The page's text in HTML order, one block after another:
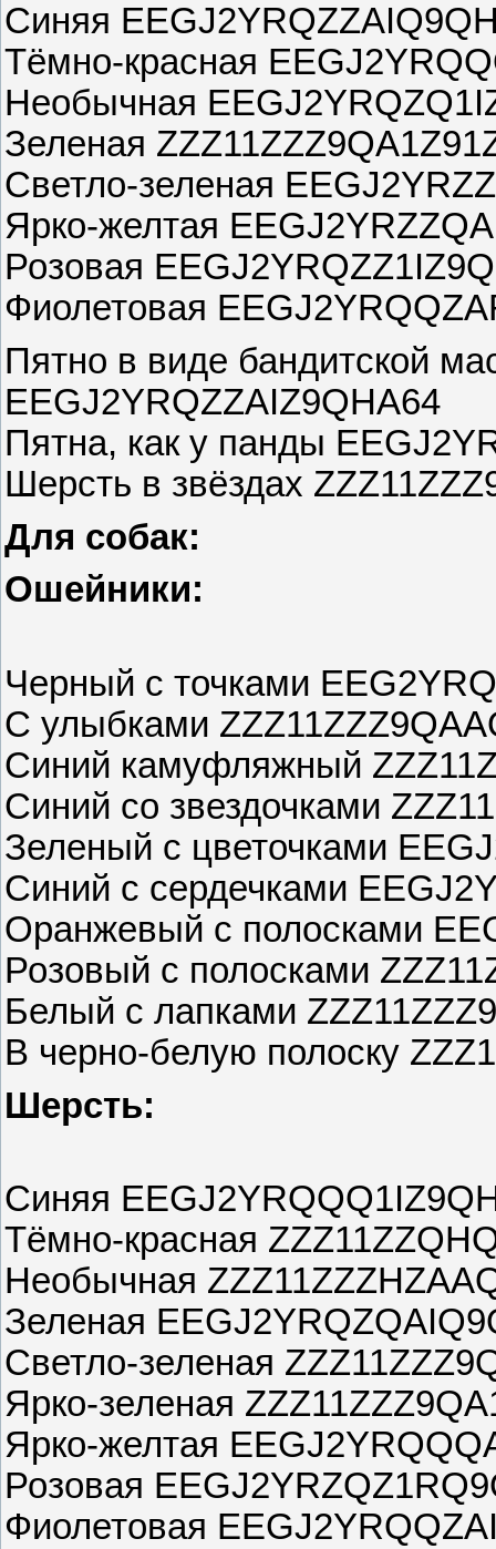
Синяя
Тёмно-красная
Необычная
Зеленая
Светло-зеленая
Ярко-желтая
Розовая
Фиолетовая
Пятно в виде бандитской
EEGJ2YRQZZAIZ9QHA64
Пятна, как у панды
Шерсть в звёздах
Для собак:
Ошейники:
Черный с точками
С улыбками
Синий камуфляжный
Синий со звездочками
Зеленый с цветочками
Синий с сердечками
Оранжевый с полосками
Розовый с полосками
Белый с лапками
В черно-белую полоску
Шерсть:
Синяя
Тёмно-красная
Необычная
Зеленая
Светло-зеленая
Ярко-зеленая
Ярко-желтая
Розовая
Фиолетовая